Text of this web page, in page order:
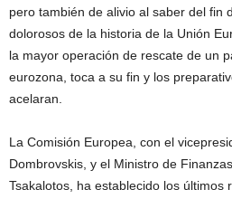
pero también de alivio al saber del fin
dolorosos de la historia de la Unión
la mayor operación de rescate de un
eurozona, toca a su fin y los
acelaran.
La Comisión Europea, con el
Dombrovskis, y el Ministro de
Tsakalotos, ha establecido los últimos